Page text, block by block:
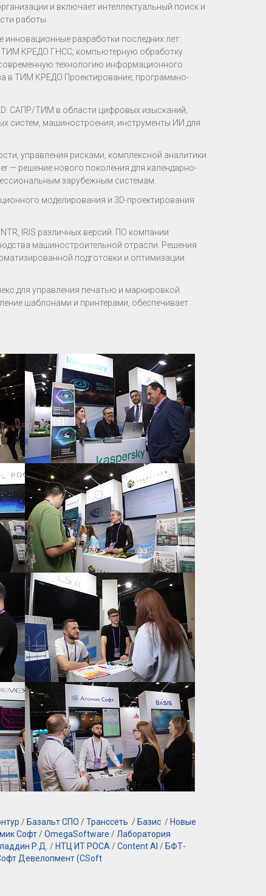
и включает интеллектуальный поиск и
работы.
разработки последних лет:
ТИМ КРЕДО ГНСС; компьютерную обработку
технологию информационного
в ТИМ КРЕДО Проектирование; программно-
САПР/ТИМ в области цифровых изысканий,
систем, машиностроения, инструменты ИИ для
управления рисками, комплексной аналитики
— решение нового поколения для календарно-
зарубежным системам.
моделирования и 3D-проектирования
NTR, IRIS различных версий. ПО компании
машиностроительной отрасли. Решения
подготовки и оптимизации
для управления печатью и маркировкой.
шаблонами и принтерами, обеспечивает
/ Базальт СПО /Транссеть / Базис / Новые
Софт/OmegaSoftware /Лаборатория
Р.Д. / НТЦ ИТ РОСА/Content AI / БФТ-
Девелопмент (CSoft